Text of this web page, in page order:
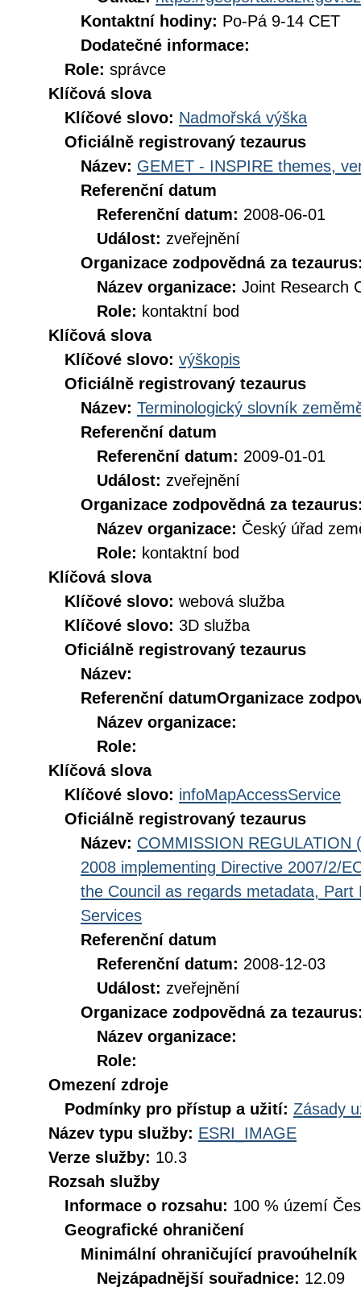
Kontaktní hodiny: Po-Pá 9-14 CET
Dodatečné informace:
Role: správce
Klíčová slova
Klíčové slovo: Nadmořská výška
Oficiálně registrovaný tezaurus
Název: GEMET - INSPIRE themes,
Referenční datum
Referenční datum: 2008-06-01
Událost: zveřejnění
Organizace zodpovědná za
Název organizace: Joint Research
Role: kontaktní bod
Klíčová slova
Klíčové slovo: výškopis
Oficiálně registrovaný tezaurus
Název: Terminologický slovník
Referenční datum
Referenční datum: 2009-01-01
Událost: zveřejnění
Organizace zodpovědná za
Název organizace: Český úřad
Role: kontaktní bod
Klíčová slova
Klíčové slovo: webová služba
Klíčové slovo: 3D služba
Oficiálně registrovaný tezaurus
Název:
Referenční datumOrganizace
Název organizace:
Role:
Klíčová slova
Klíčové slovo: infoMapAccessService
Oficiálně registrovaný tezaurus
Název: COMMISSION REGULATION
2008 implementing Directive 2007/2/
the Council as regards metadata,
Services
Referenční datum
Referenční datum: 2008-12-03
Událost: zveřejnění
Organizace zodpovědná za
Název organizace:
Role:
Omezení zdroje
Podmínky pro přístup a užití: Zásady
Název typu služby: ESRI_IMAGE
Verze služby: 10.3
Rozsah služby
Informace o rozsahu: 100 % území
Geografické ohraničení
Minimální ohraničující pravoúhelník
Nejzápadnější souřadnice: 12.09